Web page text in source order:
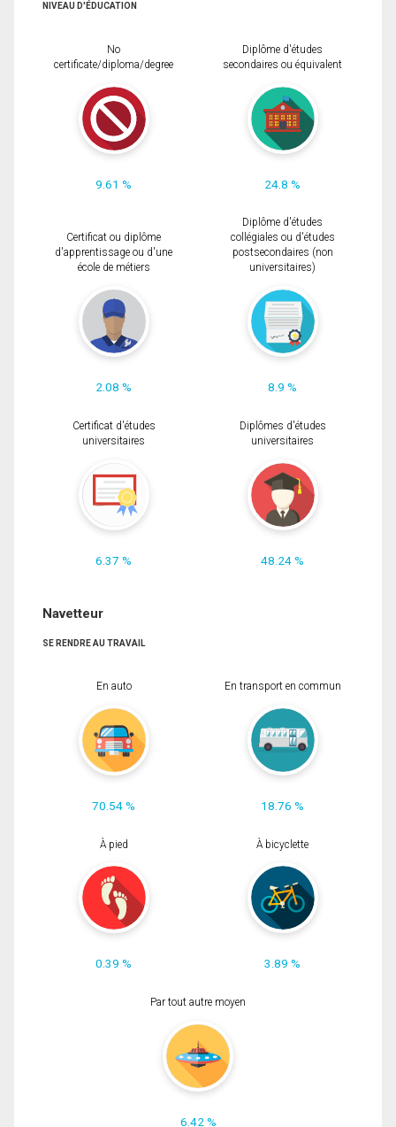
NIVEAU D'ÉDUCATION
No
certificate/diploma/degree
9.61 %
Diplôme d'études
secondaires ou équivalent
24.8 %
Certificat ou diplôme
d'apprentissage ou d'une
école de métiers
2.08 %
Diplôme d'études
collégiales ou d'études
postsecondaires (non
universitaires)
8.9 %
Certificat d'études
universitaires
6.37 %
Diplômes d'études
universitaires
48.24 %
Navetteur
SE RENDRE AU TRAVAIL
En auto
70.54 %
En transport en commun
18.76 %
À pied
0.39 %
À bicyclette
3.89 %
Par tout autre moyen
6.42 %